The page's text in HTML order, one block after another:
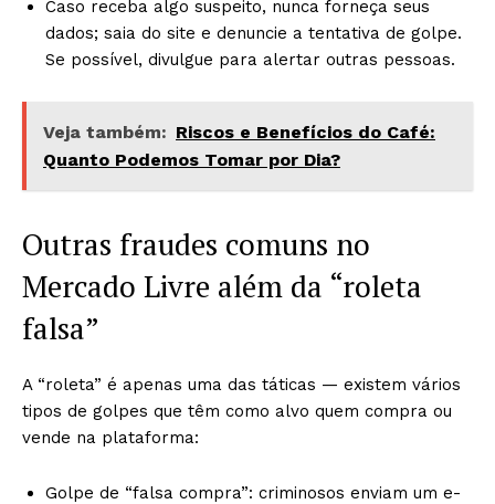
Caso receba algo suspeito, nunca forneça seus
dados; saia do site e denuncie a tentativa de golpe.
Se possível, divulgue para alertar outras pessoas.
Veja também: Riscos e Benefícios do Café:
Quanto Podemos Tomar por Dia?
Outras fraudes comuns no
Mercado Livre além da “roleta
falsa”
A “roleta” é apenas uma das táticas — existem vários
tipos de golpes que têm como alvo quem compra ou
vende na plataforma:
Golpe de “falsa compra”: criminosos enviam um e-